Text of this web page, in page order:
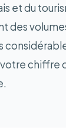
et du
des
chiffre